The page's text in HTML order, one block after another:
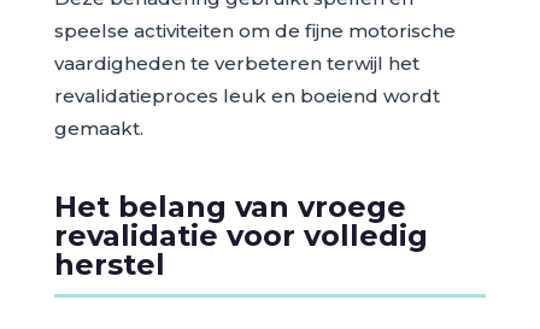
speelse activiteiten om de fijne motorische
vaardigheden te verbeteren terwijl het
revalidatieproces leuk en boeiend wordt
gemaakt.
Het belang van vroege
revalidatie voor volledig
herstel